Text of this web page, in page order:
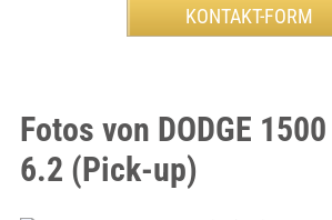
Fotos von DODGE
6.2 (Pick-up)